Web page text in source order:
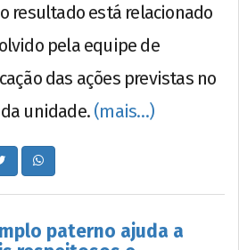
resultado está relacionado
pela equipe de
das ações previstas no
unidade. (mais…)
paterno ajuda a